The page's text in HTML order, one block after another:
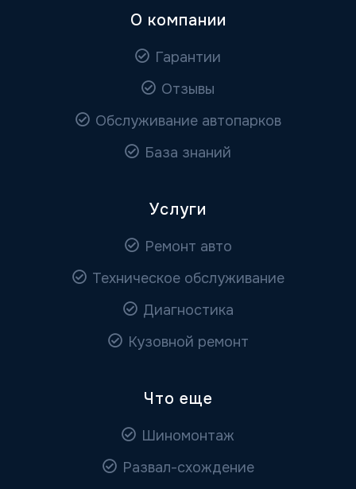
О компании
Гарантии
Отзывы
Обслуживание автопарков
База знаний
Услуги
Ремонт авто
Техническое обслуживание
Диагностика
Кузовной ремонт
Что еще
Шиномонтаж
Развал-схождение